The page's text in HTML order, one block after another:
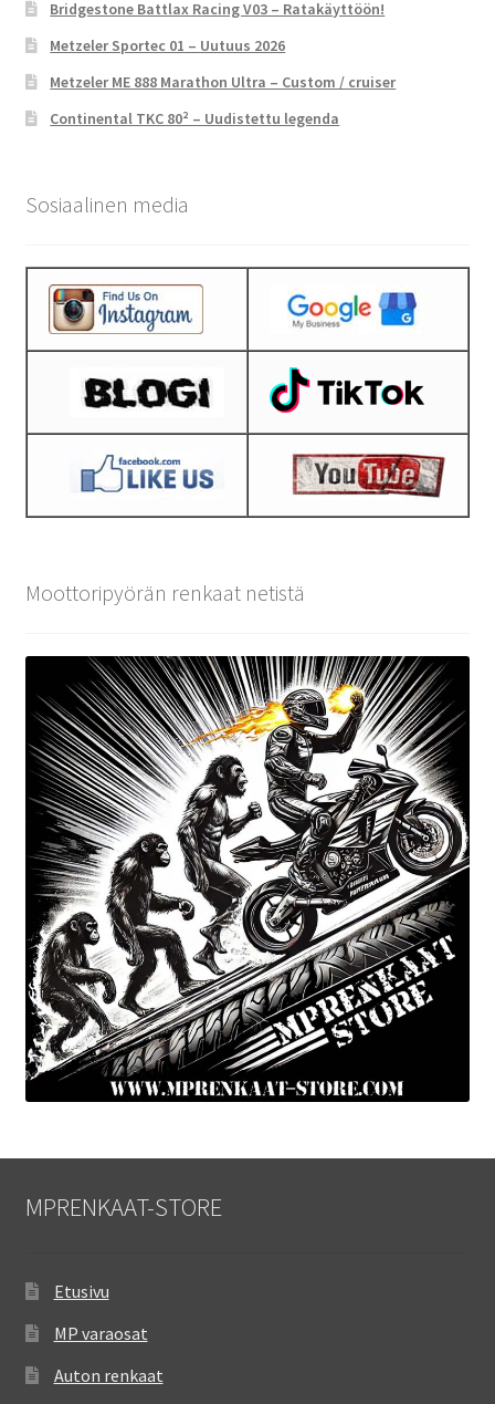
Bridgestone Battlax Racing V03 – Ratakäyttöön!
Metzeler Sportec 01 – Uutuus 2026
Metzeler ME 888 Marathon Ultra – Custom / cruiser
Continental TKC 80² – Uudistettu legenda
Sosiaalinen media
Moottoripyörän renkaat netistä
MPRENKAAT-STORE
Etusivu
MP varaosat
Auton renkaat